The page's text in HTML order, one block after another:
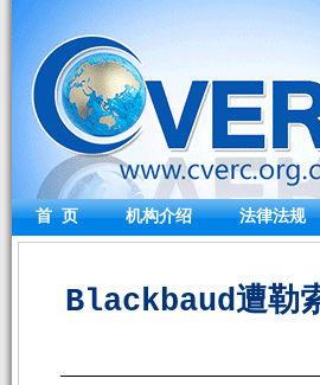
首 页 机构介绍 法律法规
Blackbaud遭勒